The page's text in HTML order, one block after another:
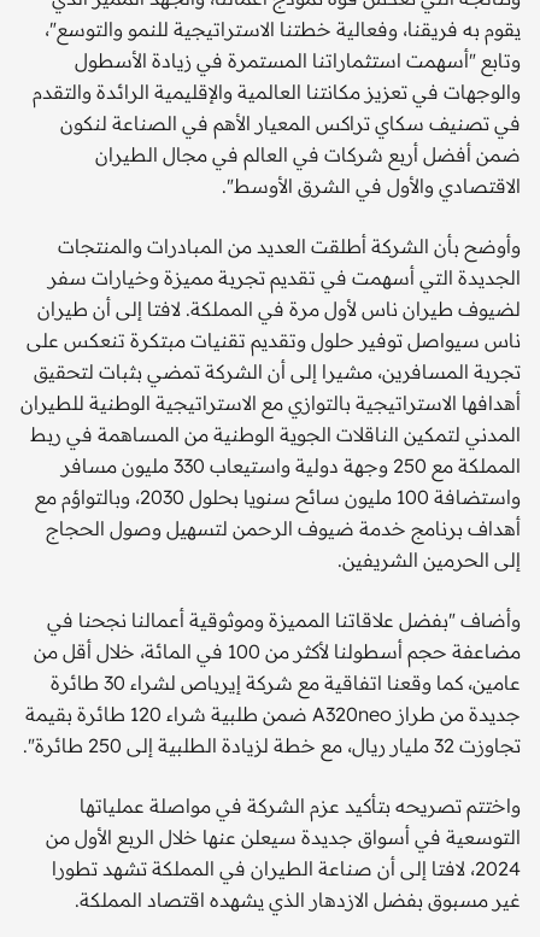
يقوم به فريقنا، وفعالية خطتنا الاستراتيجية للنمو والتوسع"،
وتابع "أسهمت استثماراتنا المستمرة في زيادة الأسطول
والوجهات في تعزيز مكانتنا العالمية والإقليمية الرائدة والتقدم
في تصنيف سكاي تراكس المعيار الأهم في الصناعة لنكون
ضمن أفضل أربع شركات في العالم في مجال الطيران
الاقتصادي والأول في الشرق الأوسط".
وأوضح بأن الشركة أطلقت العديد من المبادرات والمنتجات
الجديدة التي أسهمت في تقديم تجربة مميزة وخيارات سفر
لضيوف طيران ناس لأول مرة في المملكة. لافتا إلى أن طيران
ناس سيواصل توفير حلول وتقديم تقنيات مبتكرة تنعكس على
تجربة المسافرين، مشيرا إلى أن الشركة تمضي بثبات لتحقيق
أهدافها الاستراتيجية بالتوازي مع الاستراتيجية الوطنية للطيران
المدني لتمكين الناقلات الجوية الوطنية من المساهمة في ربط
المملكة مع 250 وجهة دولية واستيعاب 330 مليون مسافر
واستضافة 100 مليون سائح سنويا بحلول 2030، وبالتواؤم مع
أهداف برنامج خدمة ضيوف الرحمن لتسهيل وصول الحجاج
إلى الحرمين الشريفين.
وأضاف "بفضل علاقاتنا المميزة وموثوقية أعمالنا نجحنا في
مضاعفة حجم أسطولنا لأكثر من 100 في المائة، خلال أقل من
عامين، كما وقعنا اتفاقية مع شركة إيرباص لشراء 30 طائرة
جديدة من طراز A320neo ضمن طلبية شراء 120 طائرة بقيمة
تجاوزت 32 مليار ريال، مع خطة لزيادة الطلبية إلى 250 طائرة".
واختتم تصريحه بتأكيد عزم الشركة في مواصلة عملياتها
التوسعية في أسواق جديدة سيعلن عنها خلال الربع الأول من
2024، لافتا إلى أن صناعة الطيران في المملكة تشهد تطورا
غير مسبوق بفضل الازدهار الذي يشهده اقتصاد المملكة.